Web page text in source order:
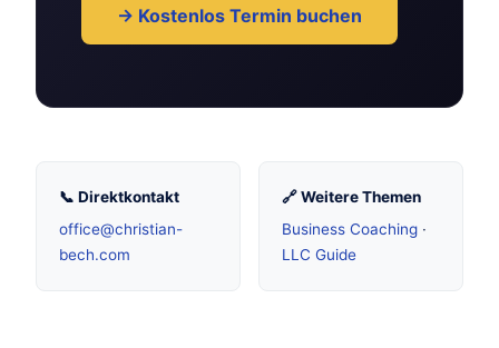
→ Kostenlos Termin buchen
📞 Direktkontakt
office@christian-
bech.com
🔗 Weitere Themen
Business Coaching ·
LLC Guide